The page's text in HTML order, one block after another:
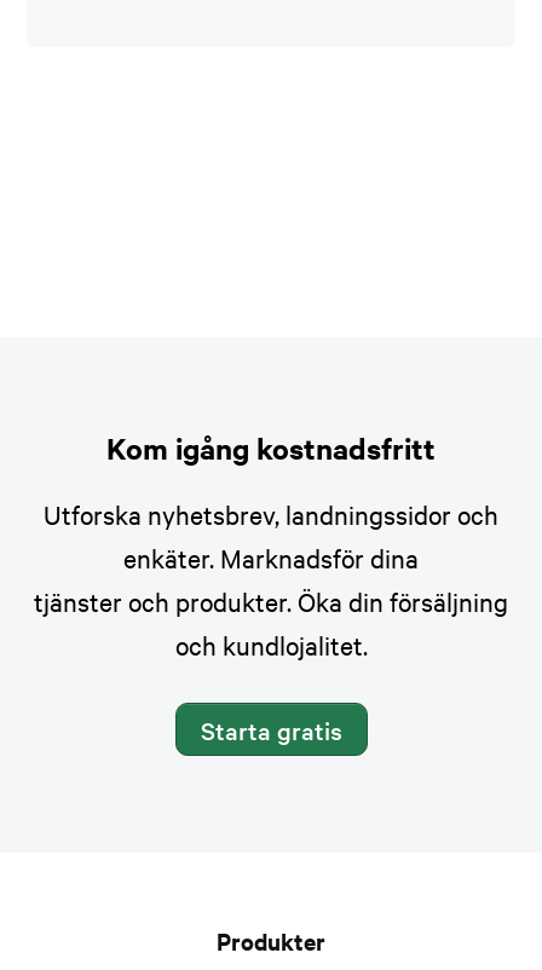
Kom igång kostnadsfritt
Utforska nyhetsbrev, landningssidor och
enkäter. Marknadsför dina
tjänster och produkter. Öka din försäljning
och kundlojalitet.
Starta gratis
Produkter